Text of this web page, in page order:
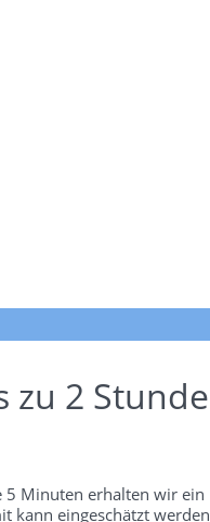
zu 2
5 Minuten erhalten wir ein
kann eingeschätzt